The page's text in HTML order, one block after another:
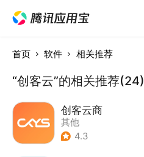
首页 软件 相关推荐
“创客云”的相关推荐(24)
创客云商
其他
4.3